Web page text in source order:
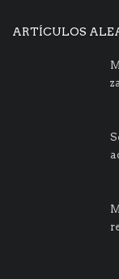
ARTÍCULOS